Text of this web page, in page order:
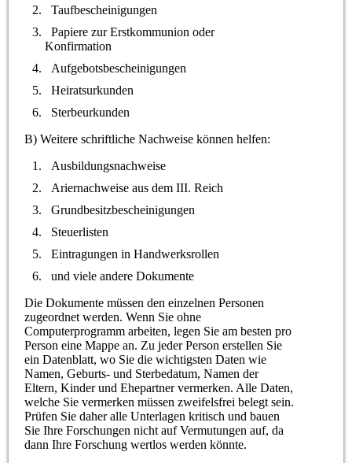
Taufbescheinigungen
Papiere zur Erstkommunion oder
Konfirmation
Aufgebotsbescheinigungen
Heiratsurkunden
Sterbeurkunden
B) Weitere schriftliche Nachweise können helfen:
Ausbildungsnachweise
Ariernachweise aus dem III. Reich
Grundbesitzbescheinigungen
Steuerlisten
Eintragungen in Handwerksrollen
und viele andere Dokumente
Die Dokumente müssen den einzelnen Personen
zugeordnet werden. Wenn Sie ohne
Computerprogramm arbeiten, legen Sie am besten pro
Person eine Mappe an. Zu jeder Person erstellen Sie
ein Datenblatt, wo Sie die wichtigsten Daten wie
Namen, Geburts- und Sterbedatum, Namen der
Eltern, Kinder und Ehepartner vermerken. Alle Daten,
welche Sie vermerken müssen zweifelsfrei belegt sein.
Prüfen Sie daher alle Unterlagen kritisch und bauen
Sie Ihre Forschungen nicht auf Vermutungen auf, da
dann Ihre Forschung wertlos werden könnte.